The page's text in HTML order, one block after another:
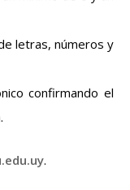
letras, números y
confirmando el
.